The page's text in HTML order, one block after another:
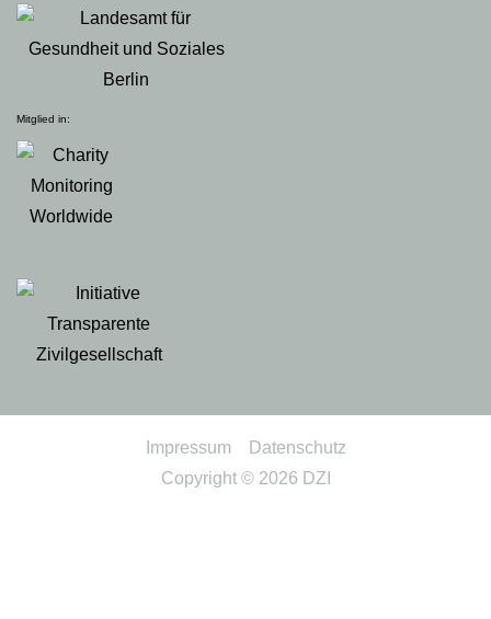
Mitglied in:
Impressum
Datenschutz
Copyright © 2026 DZI